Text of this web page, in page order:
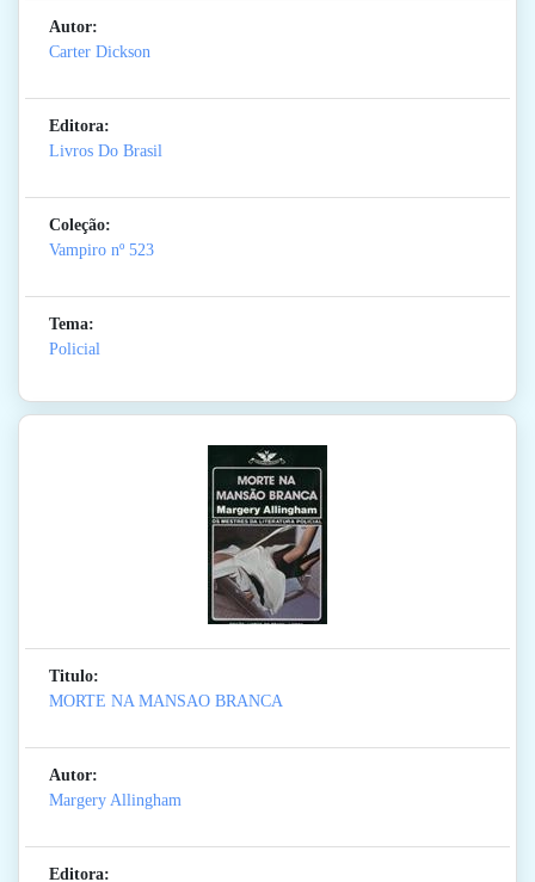
Autor:
Carter Dickson
Editora:
Livros Do Brasil
Coleção:
Vampiro nº 523
Tema:
Policial
Titulo:
MORTE NA MANSAO BRANCA
Autor:
Margery Allingham
Editora: